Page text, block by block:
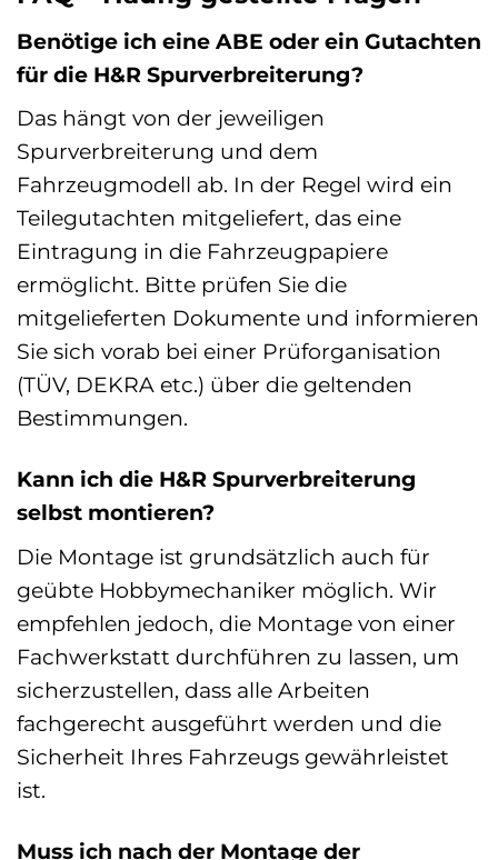
Benötige ich eine ABE oder ein Gutachten
für die H&R Spurverbreiterung?
Das hängt von der jeweiligen
Spurverbreiterung und dem
Fahrzeugmodell ab. In der Regel wird ein
Teilegutachten mitgeliefert, das eine
Eintragung in die Fahrzeugpapiere
ermöglicht. Bitte prüfen Sie die
mitgelieferten Dokumente und informieren
Sie sich vorab bei einer Prüforganisation
(TÜV, DEKRA etc.) über die geltenden
Bestimmungen.
Kann ich die H&R Spurverbreiterung
selbst montieren?
Die Montage ist grundsätzlich auch für
geübte Hobbymechaniker möglich. Wir
empfehlen jedoch, die Montage von einer
Fachwerkstatt durchführen zu lassen, um
sicherzustellen, dass alle Arbeiten
fachgerecht ausgeführt werden und die
Sicherheit Ihres Fahrzeugs gewährleistet
ist.
Muss ich nach der Montage der